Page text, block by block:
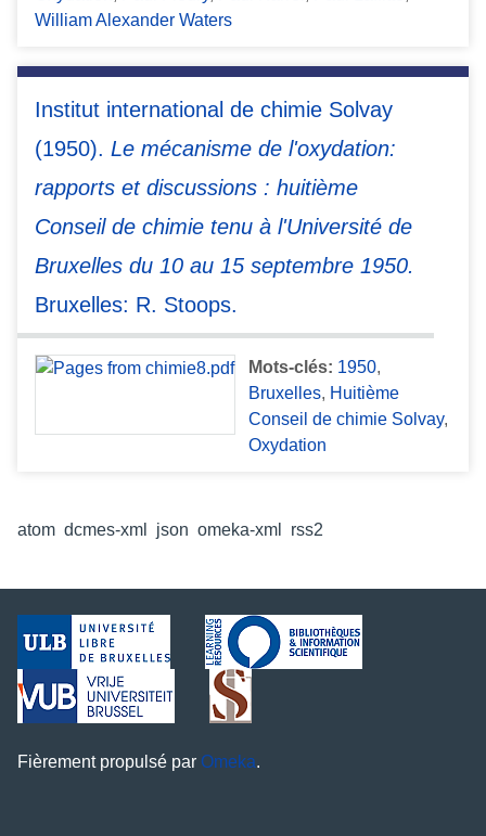
William Alexander Waters
Institut international de chimie Solvay
(1950). Le mécanisme de l'oxydation:
rapports et discussions : huitième
Conseil de chimie tenu à l'Université de
Bruxelles du 10 au 15 septembre 1950.
Bruxelles: R. Stoops.
Mots-clés: 1950,
Bruxelles, Huitième
Conseil de chimie Solvay,
Oxydation
atom dcmes-xml json omeka-xml rss2
Fièrement propulsé par Omeka.